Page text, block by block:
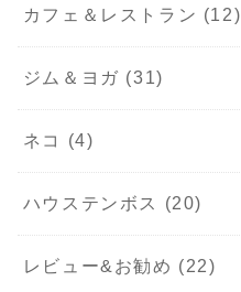
カフェ＆レストラン (12)
ジム＆ヨガ (31)
ネコ (4)
ハウステンボス (20)
レビュー&お勧め (22)